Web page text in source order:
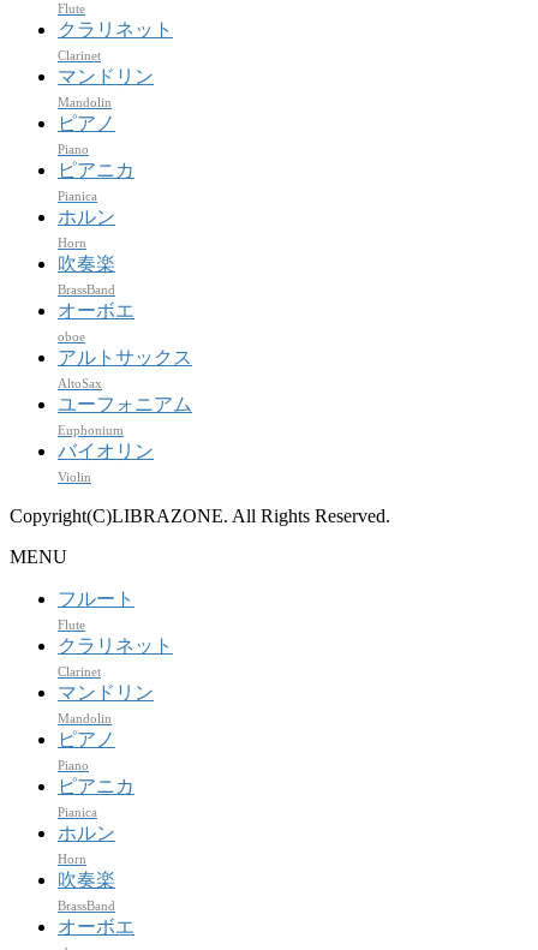
Flute
クラリネット
Clarinet
マンドリン
Mandolin
ピアノ
Piano
ピアニカ
Pianica
ホルン
Horn
吹奏楽
BrassBand
オーボエ
oboe
アルトサックス
AltoSax
ユーフォニアム
Euphonium
バイオリン
Violin
Copyright(C)LIBRAZONE. All Rights Reserved.
MENU
フルート
Flute
クラリネット
Clarinet
マンドリン
Mandolin
ピアノ
Piano
ピアニカ
Pianica
ホルン
Horn
吹奏楽
BrassBand
オーボエ